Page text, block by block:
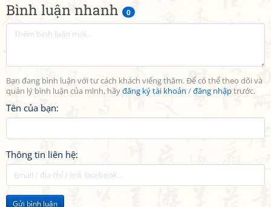
Bình luận nhanh 0
Bạn đang bình luận với tư cách khách viếng thăm. Để có thể theo dõi và
quản lý bình luận của mình, hãyđăng ký tài khoản /đăng nhậptrước.
Tên của bạn:
Thông tin liên hệ:
Gửi bình luận